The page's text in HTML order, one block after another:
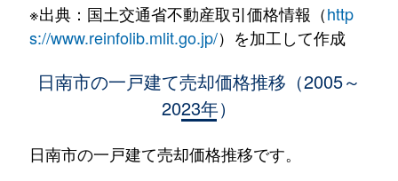
木山
750万円 油津
徒歩7分
2,000万円
瀬西
200万円 油津
※出典：国土交通省不動産取引価格情報（http
s://www.reinfolib.mlit.go.jp/）を加工して作成
日南市の一戸建て売却価格推移（2005～
2023年）
日南市の一戸建て売却価格推移です。